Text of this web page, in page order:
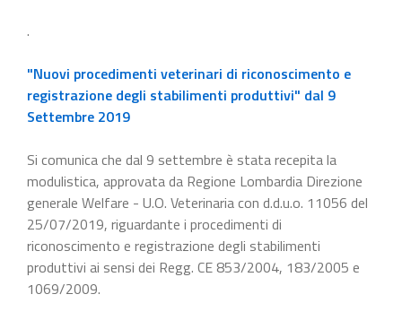
.
"Nuovi procedimenti veterinari di riconoscimento e
registrazione degli stabilimenti produttivi" dal 9
Settembre 2019
Si comunica che dal 9 settembre è stata recepita la
modulistica, approvata da Regione Lombardia Direzione
generale Welfare - U.O. Veterinaria con d.d.u.o. 11056 del
25/07/2019, riguardante i procedimenti di
riconoscimento e registrazione degli stabilimenti
produttivi ai sensi dei Regg. CE 853/2004, 183/2005 e
1069/2009.